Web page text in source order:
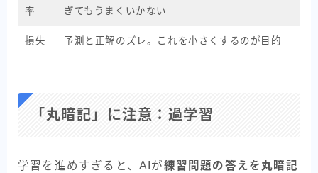
率
ぎてもうまくいかない
損失 予測と正解のズレ。これを小さくするのが目的
「丸暗記」に注意：過学習
学習を進めすぎると、AIが練習問題の答えを丸暗記